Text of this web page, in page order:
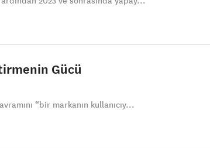
Gücü
“bir markanın kullanıcıy...